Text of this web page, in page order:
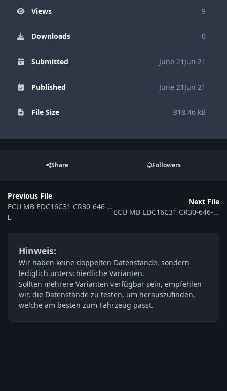
Views 9
Downloads 0
Submitted June 21 Jun 21
Published June 21 Jun 21
File Size 818.46 kB
Share Followers
Previous File
ECU MB EDC16C31 CR30-646-C5D4-639-080KW-33-0MEF-01-DAG-ME_005 370747
Next File
ECU MB EDC16C31 CR30-646-C5D4-639-080KW-30-0MEF-01-DAM-ME007 0281011789 371304
Hinweis:
Wir haben keine doppelten Datenstände, sondern
lediglich unterschiedliche Varianten.
Sollten mehrere Varianten verfügbar sein, empfehlen
wir, die Datenstände zu testen, um herauszufinden,
welche am besten zum Fahrzeug passt.